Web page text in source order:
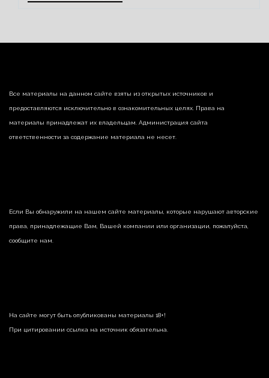
Все материалы на данном сайте взяты из открытых источников и
предоставляются исключительно в ознакомительных целях. Права на
материалы принадлежат их владельцам. Администрация сайта
ответственности за содержание материала не несет.
Если Вы обнаружили на нашем сайте материалы, которые нарушают авторские
права, принадлежащие Вам, Вашей компании или организации, пожалуйста,
сообщите нам.
На сайте могут быть опубликованы материалы 18+!
При цитировании ссылка на источник обязательна.